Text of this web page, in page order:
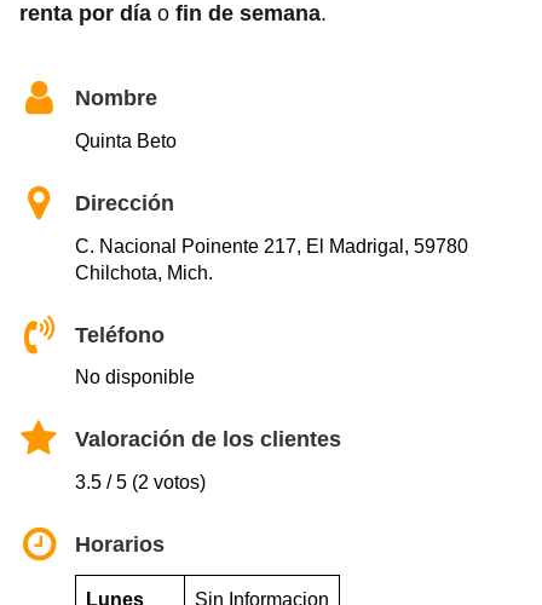
renta por día o fin de semana.
Nombre
Quinta Beto
Dirección
C. Nacional Poinente 217, El Madrigal, 59780
Chilchota, Mich.
Teléfono
No disponible
Valoración de los clientes
3.5 / 5 (2 votos)
Horarios
Lunes Sin Informacion